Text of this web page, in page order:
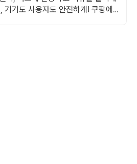
기도 사용자도 안전하게! 쿠팡에